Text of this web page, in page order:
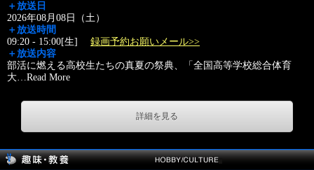
＋放送日
2026年08月08日（土）
＋放送時間
09:20 - 15:00[生] 録画予約お願いメール>>
＋放送内容
部活に燃える高校生たちの真夏の祭典、「全国高等学校総合体育
大…Read More
詳細を見る